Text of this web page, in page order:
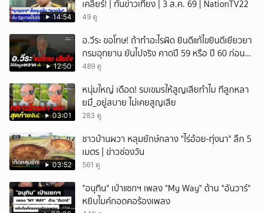
14:54
เคลียร์! | ทันข่าวเที่ยง | 3 ส.ค. 69 | NationTV22
49 ดู
12:50
อ.วีระ ขอโทษ! ถ้าทำอะไรผิด ยินดีแก้ไขยินดีเยียวยา
กรมอุทยาน ยันไปจริง คาดปี 59 หรือ ปี 60 ก่อน
ปิดให้พัก
489 ดู
03:01
หนุ่มใหญ่ เดือด! รบเขมรให้สูญเสียทำไม ทีลูกหลา
ยมึ_อยู่สบาย ไม่เคยสูญเสีย
283 ดู
03:52
ชาวบ้านผวา หลุมยักษ์กลาง "ไร่อ้อย-ทุ่งนา" ลึก 5
เมตร | ข่าวช่องวัน
561 ดู
"อนุทิน" เป่าแซกฯ เพลง "My Way" ด้าน "อันวาร์"
หยิบไมค์กอดคอร้องเพลง